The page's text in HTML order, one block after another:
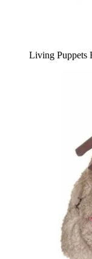
Living Puppets